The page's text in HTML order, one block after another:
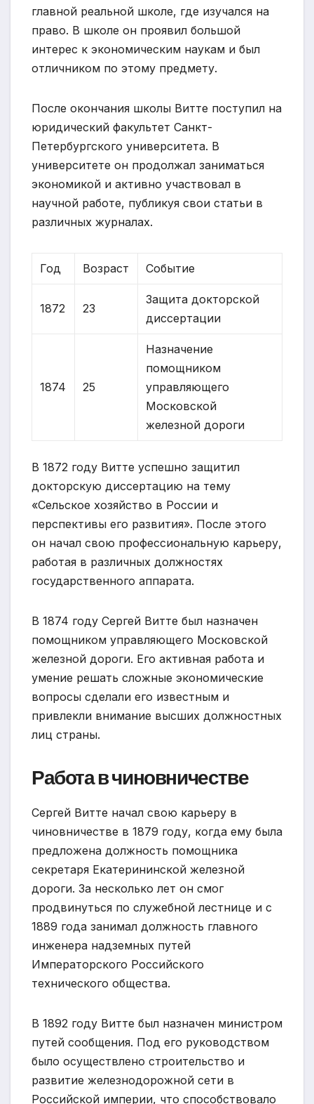
главной реальной школе, где изучался на
право. В школе он проявил большой
интерес к экономическим наукам и был
отличником по этому предмету.
После окончания школы Витте поступил на
юридический факультет Санкт-
Петербургского университета. В
университете он продолжал заниматься
экономикой и активно участвовал в
научной работе, публикуя свои статьи в
различных журналах.
Год Возраст Событие
1872 23
Защита докторской
диссертации
1874 25
Назначение
помощником
управляющего
Московской
железной дороги
В 1872 году Витте успешно защитил
докторскую диссертацию на тему
«Сельское хозяйство в России и
перспективы его развития». После этого
он начал свою профессиональную карьеру,
работая в различных должностях
государственного аппарата.
В 1874 году Сергей Витте был назначен
помощником управляющего Московской
железной дороги. Его активная работа и
умение решать сложные экономические
вопросы сделали его известным и
привлекли внимание высших должностных
лиц страны.
Работа в чиновничестве
Сергей Витте начал свою карьеру в
чиновничестве в 1879 году, когда ему была
предложена должность помощника
секретаря Екатерининской железной
дороги. За несколько лет он смог
продвинуться по служебной лестнице и с
1889 года занимал должность главного
инженера надземных путей
Императорского Российского
технического общества.
В 1892 году Витте был назначен министром
путей сообщения. Под его руководством
было осуществлено строительство и
развитие железнодорожной сети в
Российской империи, что способствовало